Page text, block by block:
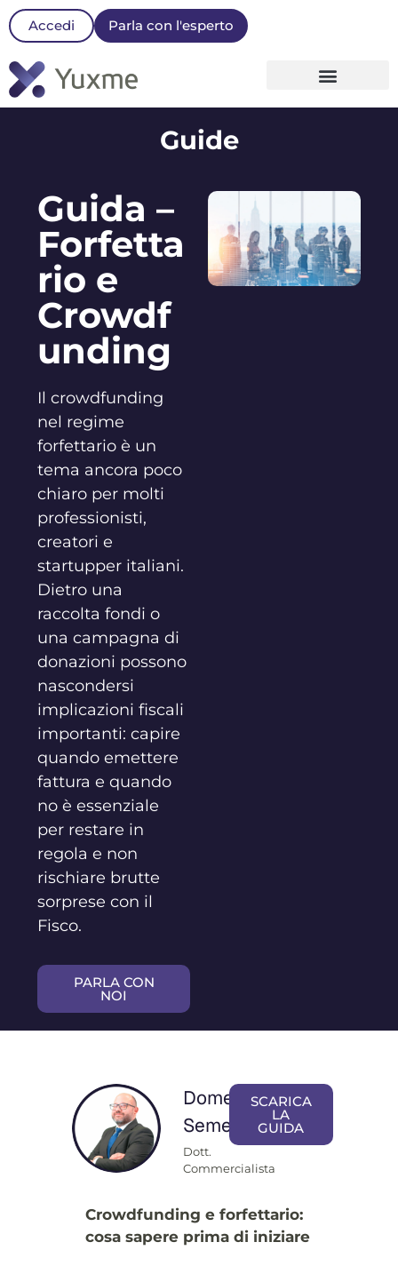
Accedi Parla con l'esperto
Guide
Guida –
Forfetta
rio e
Crowdf
unding
Il crowdfunding
nel regime
forfettario è un
tema ancora poco
chiaro per molti
professionisti,
creatori e
startupper italiani.
Dietro una
raccolta fondi o
una campagna di
donazioni possono
nascondersi
implicazioni fiscali
importanti: capire
quando emettere
fattura e quando
no è essenziale
per restare in
regola e non
rischiare brutte
sorprese con il
Fisco.
PARLA CON
NOI
Domenico
Semeraro
Dott.
Commercialista
SCARICA
LA
GUIDA
Crowdfunding e forfettario:
cosa sapere prima di iniziare